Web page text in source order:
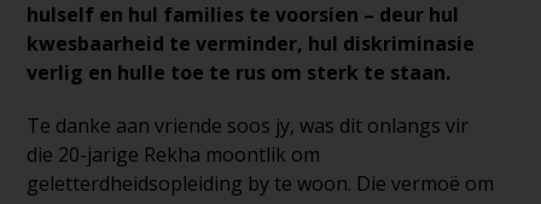
hulself en hul families te voorsien – deur hul
kwesbaarheid te verminder, hul diskriminasie
verlig en hulle toe te rus om sterk te staan.
Te danke aan vriende soos jy, was dit onlangs vir
die 20-jarige Rekha moontlik om
geletterdheidsopleiding by te woon. Die vermoë om